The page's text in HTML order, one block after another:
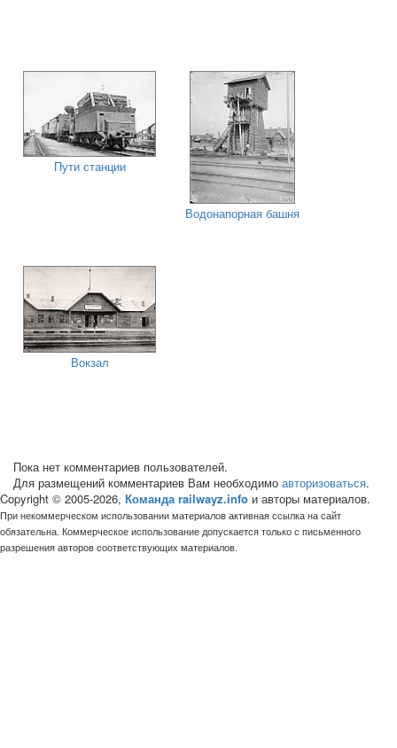
Пути станции
Водонапорная башня
Вокзал
Пока нет комментариев пользователей.
Для размещений комментариев Вам необходимо авторизоваться.
Copyright © 2005-2026, Команда railwayz.info и авторы материалов.
При некоммерческом использовании материалов активная ссылка на сайт
обязательна. Коммерческое использование допускается только с письменного
разрешения авторов соответствующих материалов.